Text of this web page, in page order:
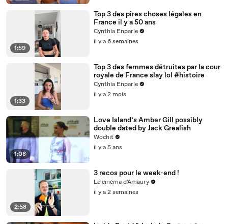
1:59
Top 3 des pires choses légales en
France il y a 50 ans
Cynthia Enparle
il y a 6 semaines
1:33
Top 3 des femmes détruites par la cour
royale de France slay lol #histoire
Cynthia Enparle
il y a 2 mois
1:08
Love Island’s Amber Gill possibly
double dated by Jack Grealish
Wochit
il y a 5 ans
2:58
3 recos pour le week-end !
Le cinéma d'Amaury
il y a 2 semaines